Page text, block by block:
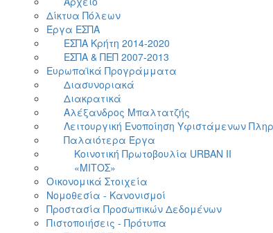
Δίκτυα Πόλεων
Έργα ΕΣΠΑ
ΕΣΠΑ Κρήτη 2014-2020
ΕΣΠΑ & ΠΕΠ 2007-2013
Ευρωπαϊκά Προγράμματα
Διασυνοριακά
Διακρατικά
Αλέξανδρος Μπαλτατζής
Λειτουργική Eνοποίηση Yφιστάμενων
Παλαιότερα Έργα
Κοινοτική Πρωτοβουλία URBAN II
«ΜΙΤΟΣ»
Οικονομικά Στοιχεία
Νομοθεσία - Κανονισμοί
Προστασία Προσωπικών Δεδομένων
Πιστοποιήσεις - Πρότυπα